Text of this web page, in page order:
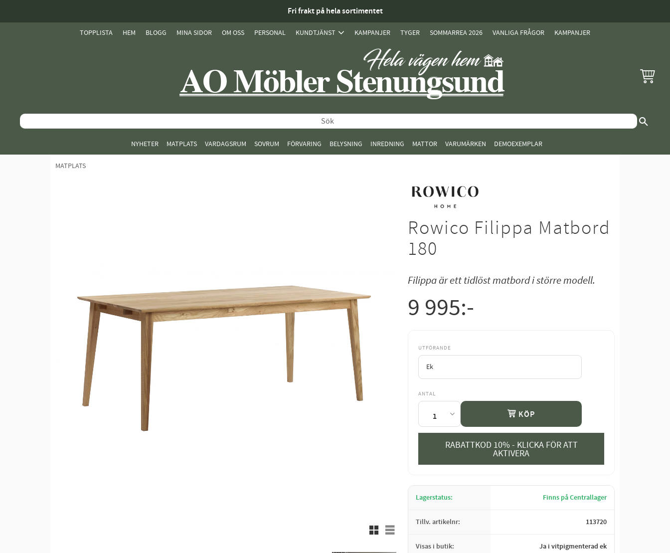
Fri frakt på hela sortimentet
TOPPLISTA HEM BLOGG MINA SIDOR OM OSS PERSONAL KUNDTJÄNST KAMPANJER TYGER SOMMARREA 2026 VANLIGA FRÅGOR KAMPANJER
NYHETER MATPLATS VARDAGSRUM SOVRUM FÖRVARING BELYSNING INREDNING MATTOR VARUMÄRKEN DEMOEXEMPLAR
MATPLATS
Rowico Filippa Matbord
180
Filippa är ett tidlöst matbord i större modell.
Rutnätsvy
Listvy
9 995:-
UTFÖRANDE
ANTAL
KÖP
RABATTKOD 10% - KLICKA FÖR ATT
AKTIVERA
Lagerstatus Finns på Centrallager
Tillv. artikelnr 113720
Visas i butik Ja i vitpigmenterad ek